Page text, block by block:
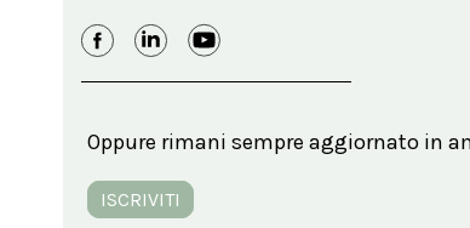
Oppure rimani sempre aggiornato in
ISCRIVITI